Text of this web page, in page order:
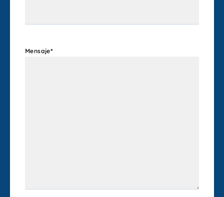
Mensaje*